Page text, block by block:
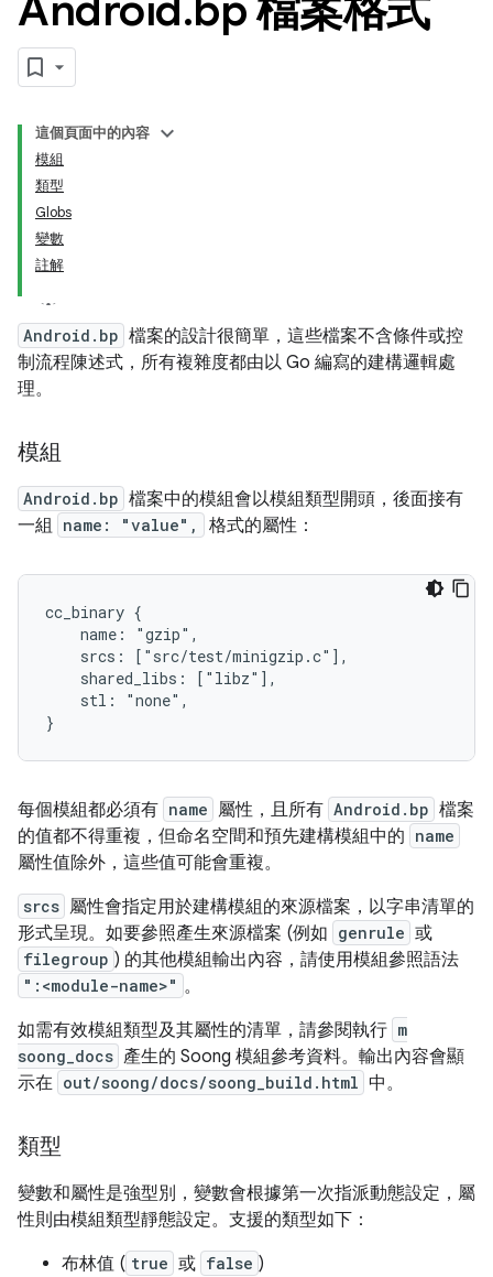
這個頁面中的內容
模組
類型
Globs
變數
註解
Android.bp 檔案的設計很簡單，這些檔案不含條件或控
制流程陳述式，所有複雜度都由以 Go 編寫的建構邏輯處
理。
模組
Android.bp 檔案中的模組會以模組類型開頭，後面接有
一組 name: "value", 格式的屬性：
cc_binary {
    name: "gzip",
    srcs: ["src/test/minigzip.c"],
    shared_libs: ["libz"],
    stl: "none",
每個模組都必須有 name 屬性，且所有 Android.bp 檔案
的值都不得重複，但命名空間和預先建構模組中的 name
屬性值除外，這些值可能會重複。
srcs 屬性會指定用於建構模組的來源檔案，以字串清單的
形式呈現。如要參照產生來源檔案 (例如 genrule 或
filegroup ) 的其他模組輸出內容，請使用模組參照語法
":<module-name>" 。
如需有效模組類型及其屬性的清單，請參閱執行 m
soong_docs 產生的 Soong 模組參考資料。輸出內容會顯
示在 out/soong/docs/soong_build.html 中。
類型
變數和屬性是強型別，變數會根據第一次指派動態設定，屬
性則由模組類型靜態設定。支援的類型如下：
布林值 ( true 或 false )